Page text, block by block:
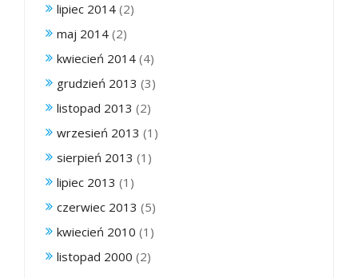
lipiec 2014 (2)
maj 2014 (2)
kwiecień 2014 (4)
grudzień 2013 (3)
listopad 2013 (2)
wrzesień 2013 (1)
sierpień 2013 (1)
lipiec 2013 (1)
czerwiec 2013 (5)
kwiecień 2010 (1)
listopad 2000 (2)